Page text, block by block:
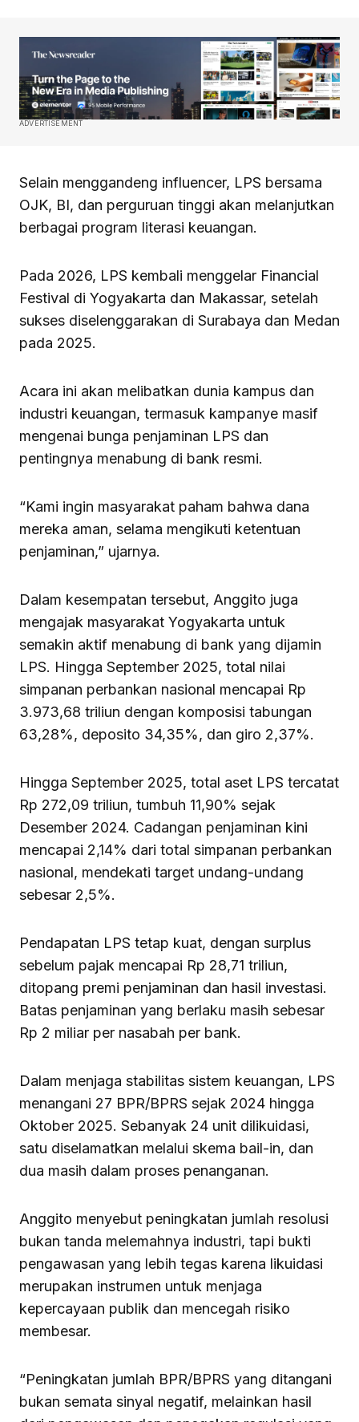
ADVERTISEMENT
Selain menggandeng influencer, LPS bersama
OJK, BI, dan perguruan tinggi akan melanjutkan
berbagai program literasi keuangan.
Pada 2026, LPS kembali menggelar Financial
Festival di Yogyakarta dan Makassar, setelah
sukses diselenggarakan di Surabaya dan Medan
pada 2025.
Acara ini akan melibatkan dunia kampus dan
industri keuangan, termasuk kampanye masif
mengenai bunga penjaminan LPS dan
pentingnya menabung di bank resmi.
“Kami ingin masyarakat paham bahwa dana
mereka aman, selama mengikuti ketentuan
penjaminan,” ujarnya.
Dalam kesempatan tersebut, Anggito juga
mengajak masyarakat Yogyakarta untuk
semakin aktif menabung di bank yang dijamin
LPS. Hingga September 2025, total nilai
simpanan perbankan nasional mencapai Rp
3.973,68 triliun dengan komposisi tabungan
63,28%, deposito 34,35%, dan giro 2,37%.
Hingga September 2025, total aset LPS tercatat
Rp 272,09 triliun, tumbuh 11,90% sejak
Desember 2024. Cadangan penjaminan kini
mencapai 2,14% dari total simpanan perbankan
nasional, mendekati target undang-undang
sebesar 2,5%.
Pendapatan LPS tetap kuat, dengan surplus
sebelum pajak mencapai Rp 28,71 triliun,
ditopang premi penjaminan dan hasil investasi.
Batas penjaminan yang berlaku masih sebesar
Rp 2 miliar per nasabah per bank.
Dalam menjaga stabilitas sistem keuangan, LPS
menangani 27 BPR/BPRS sejak 2024 hingga
Oktober 2025. Sebanyak 24 unit dilikuidasi,
satu diselamatkan melalui skema bail-in, dan
dua masih dalam proses penanganan.
Anggito menyebut peningkatan jumlah resolusi
bukan tanda melemahnya industri, tapi bukti
pengawasan yang lebih tegas karena likuidasi
merupakan instrumen untuk menjaga
kepercayaan publik dan mencegah risiko
membesar.
“Peningkatan jumlah BPR/BPRS yang ditangani
bukan semata sinyal negatif, melainkan hasil